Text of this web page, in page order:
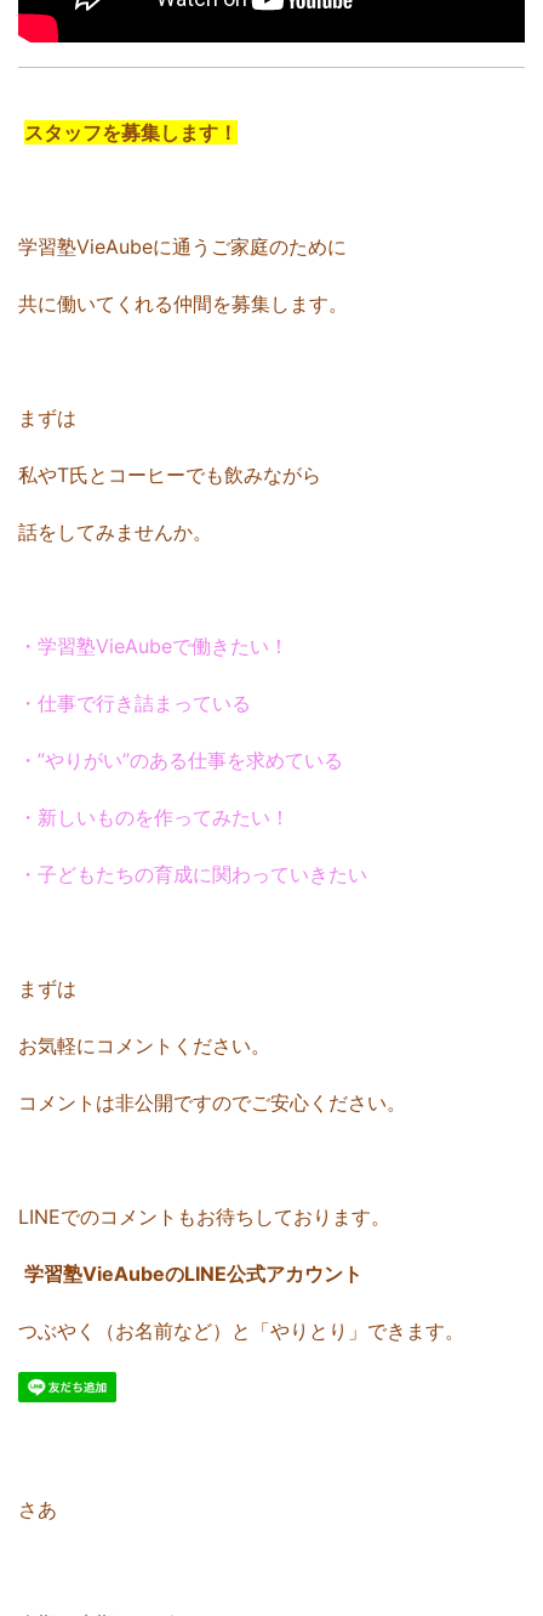
スタッフを募集します！
学習塾VieAubeに通うご家庭のために
共に働いてくれる仲間を募集します。
まずは
私やT氏とコーヒーでも飲みながら
話をしてみませんか。
・学習塾VieAubeで働きたい！
・仕事で行き詰まっている
・”やりがい”のある仕事を求めている
・新しいものを作ってみたい！
・子どもたちの育成に関わっていきたい
まずは
お気軽にコメントください。
コメントは非公開ですのでご安心ください。
LINEでのコメントもお待ちしております。
学習塾VieAubeのLINE公式アカウント
つぶやく（お名前など）と「やりとり」できます。
さあ